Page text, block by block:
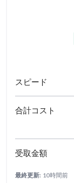
最終更新: 10時間前